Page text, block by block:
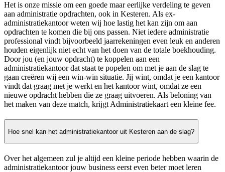
Het is onze missie om een goede maar eerlijke verdeling te geven
aan administratie opdrachten, ook in Kesteren. Als ex-
administratiekantoor weten wij hoe lastig het kan zijn om aan
opdrachten te komen die bij ons passen. Niet iedere administratie
professional vindt bijvoorbeeld jaarrekeningen even leuk en anderen
houden eigenlijk niet echt van het doen van de totale boekhouding.
Door jou (en jouw opdracht) te koppelen aan een
administratiekantoor dat staat te popelen om met je aan de slag te
gaan creëren wij een win-win situatie. Jij wint, omdat je een kantoor
vindt dat graag met je werkt en het kantoor wint, omdat ze een
nieuwe opdracht hebben die ze graag uitvoeren. Als beloning van
het maken van deze match, krijgt Administratiekaart een kleine fee.
Hoe snel kan het administratiekantoor uit Kesteren aan de slag?
Over het algemeen zul je altijd een kleine periode hebben waarin de
administratiekantoor jouw business eerst even beter moet leren